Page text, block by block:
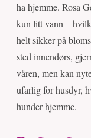
ha hjemme. Rosa
kun litt vann –
helt sikker på
sted innendørs,
våren, men kan
ufarlig for husdyr,
hunder hjemme.